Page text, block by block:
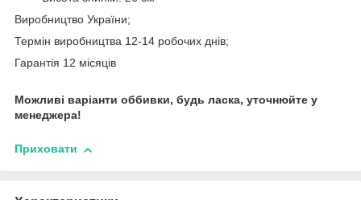
Виробництво України;
Термін виробництва 12-14 робочих днів;
Гарантія 12 місяців
Можливі варіанти оббивки, будь ласка, уточнюйте у
менеджера!
Приховати